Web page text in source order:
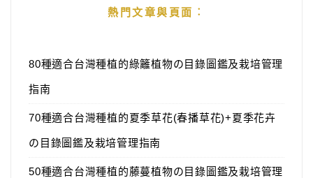
熱門文章與頁面︰
80種適合台灣種植的綠籬植物の目錄圖鑑及栽培管理
指南
70種適合台灣種植的夏季草花(春播草花)+夏季花卉
の目錄圖鑑及栽培管理指南
50種適合台灣種植的藤蔓植物の目錄圖鑑及栽培管理